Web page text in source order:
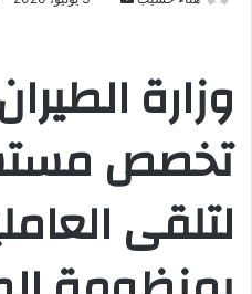
د
ك
وزارة
تخصص
لتلقى